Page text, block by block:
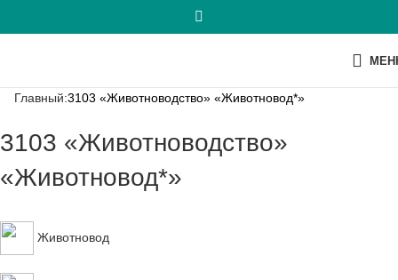
Главный:3103 «Животноводство» «Животновод*»
3103 «Животноводство»
«Животновод*»
Животновод